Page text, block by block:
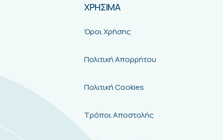
ΧΡΗΣΙΜΑ
Όροι Χρήσης
Πολιτική Απορρήτου
Πολιτική Cookies
Τρόποι Αποστολής